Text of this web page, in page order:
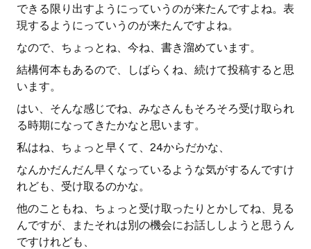
できる限り出すようにっていうのが来たんですよね。表
現するようにっていうのが来たんですよね。
なので、ちょっとね、今ね、書き溜めています。
結構何本もあるので、しばらくね、続けて投稿すると思
います。
はい、そんな感じでね、みなさんもそろそろ受け取られ
る時期になってきたかなと思います。
私はね、ちょっと早くて、24からだかな、
なんかだんだん早くなっているような気がするんですけ
れども、受け取るのかな。
他のこともね、ちょっと受け取ったりとかしてね、見る
んですが、またそれは別の機会にお話ししようと思うん
ですけれども、